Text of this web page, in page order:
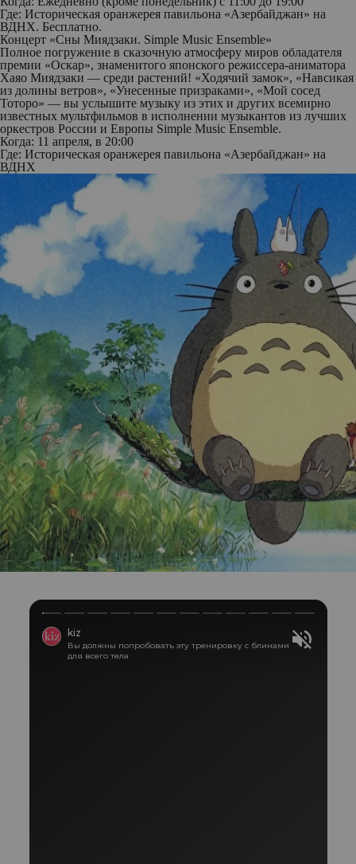
Где: Историческая оранжерея павильона «Азербайджан» на
ВДНХ. Бесплатно.
Концерт «Сны Миядзаки. Simple Music Ensemble»
Полное погружение в сказочную атмосферу миров обладателя
премии «Оскар», знаменитого японского режиссера-аниматора
Хаяо Миядзаки — среди растений! «Ходячий замок», «Навсикая
из долины ветров», «Унесенные призраками», «Мой сосед
Тоторо» — вы услышите музыку из этих и других всемирно
известных мультфильмов в исполнении музыкантов из лучших
оркестров России и Европы Simple Music Ensemble.
Когда: 11 апреля, в 20:00
Где: Историческая оранжерея павильона «Азербайджан» на
ВДНХ